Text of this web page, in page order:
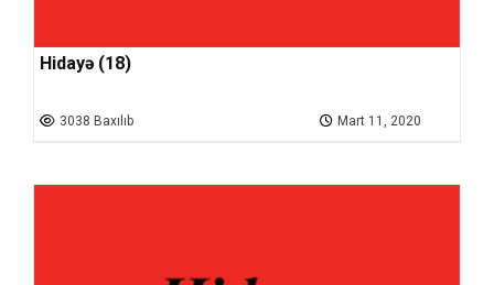
Hidayə (18)
3038 Baxılıb Mart 11, 2020